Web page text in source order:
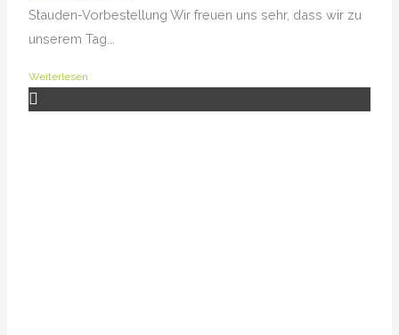
Stauden-Vorbestellung Wir freuen uns sehr, dass wir zu
unserem Tag...
Weiterlesen